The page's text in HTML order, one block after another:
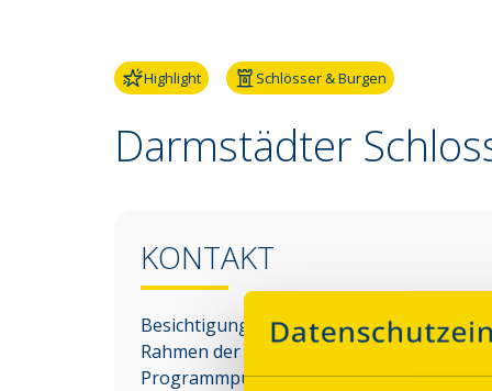
Highlight Schlösser & Burgen
Darmstädter
KONTAKT
Besichtigungen des Denkmals sind nur im
Rahmen der angebotenen
Programmpunkte möglich.